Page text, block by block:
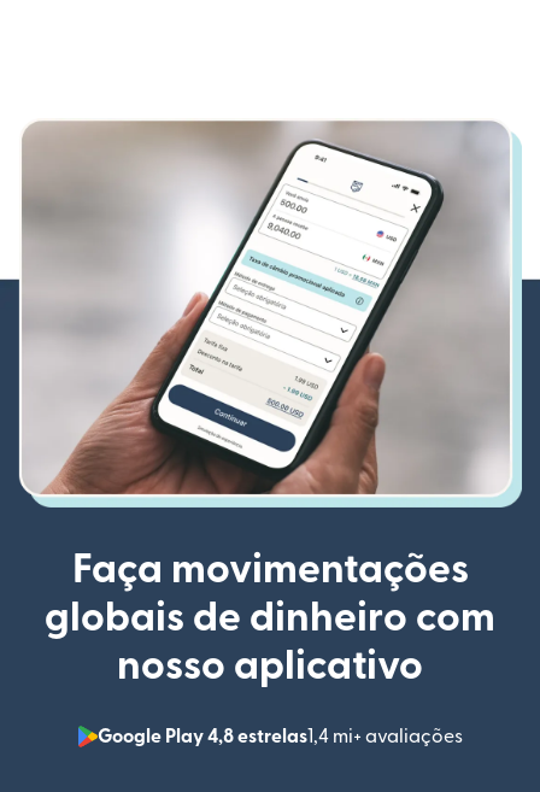
Faça movimentações
globais de dinheiro com
nosso aplicativo
Google Play 4,8 estrelas1,4 mi+ avaliações
(abre